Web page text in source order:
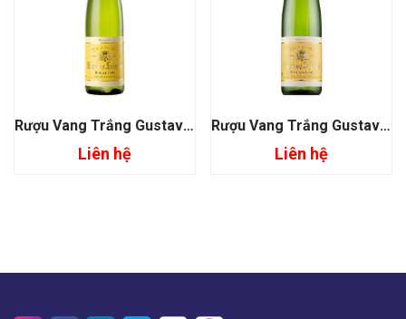
Rượu Vang Trắng Gustave Lorentz Alsace Riesling
Liên hệ
Rượu Vang Trắng Gustave Lorentz Alsace Sylvaner Reserve
Liên hệ